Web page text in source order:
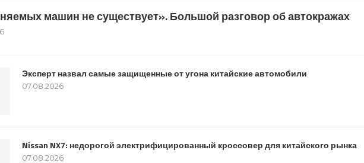
машин не существует». Большой разговор об автокражах
Эксперт назвал самые защищенные от угона китайские автомобили
07.08.2026
Nissan NX7: недорогой электрифицированный кроссовер для китайского рынка
07.08.2026